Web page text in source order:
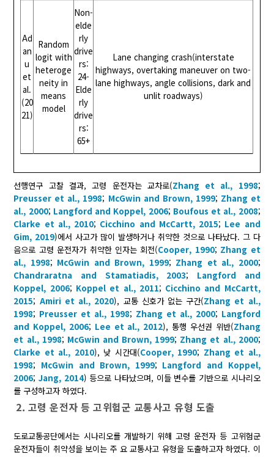
Ad
an
u
et
al.
(20
21)
Random
logit with
heteroge
neity in
means
model
Non-
elde
rly
drive
rs:
24-
Elde
rly
drive
rs:
65+
Lane changing crash(interstate
highways, overtaking maneuver on two-
lane highways, angle collisions, dark and
unlit roadways)
선행연구 고찰 결과, 고령 운전자는 교차로(Zhang et al., 1998;
Preusser et al., 1998; McGwin and Brown, 1999; Zhang et
al., 2000; Langford and Koppel, 2006; Boufous et al., 2008;
Clarke et al., 2010; Cicchino and McCartt, 2015; Lee and
Gim, 2019)에서 사고가 많이 발생하거나 취약한 것으로 나타났다. 그 다
음으로 고령 운전자가 취약한 인자는 회전(Cooper, 1990; Zhang et
al., 1998; McGwin and Brown, 1999; Zhang et al., 2000;
Chandraratna and Stamatiadis, 2003; Langford and
Koppel, 2006; Koppel et al., 2011; Cicchino and McCartt,
2015; Amiri et al., 2020), 교통 신호가 없는 구간(Zhang et al.,
1998; Preusser et al., 1998; Zhang et al., 2000; Langford
and Koppel, 2006; Lee et al., 2012), 통행 우선권 위반(Zhang
et al., 1998; McGwin and Brown, 1999; Zhang et al., 2000;
Clarke et al., 2010), 낮 시간대(Cooper, 1990; Zhang et al.,
1998; McGwin and Brown, 1999; Langford and Koppel,
2006;Jang, 2014) 등으로 나타났으며, 이들 변수를 기반으로 시나리오
를 구성하고자 하였다.
2. 고령 운전자 등 고위험군 교통사고 유형 도출
도로교통공단에서는 시나리오를 개발하기 위해 고령 운전자 등 고위험군
운전자들이 취약성을 보이는 주 요 교통사고 유형을 도출하고자 하였다. 이